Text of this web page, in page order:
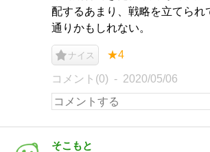
配するあまり、戦略を立てられ
通りかもしれない。
ナイス ★4
コメント(0) 2020/05/06
そこもと